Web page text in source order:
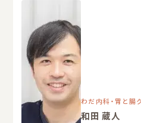
わだ内科・胃と腸
和田 蔵人